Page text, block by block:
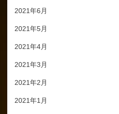
2021年6月
2021年5月
2021年4月
2021年3月
2021年2月
2021年1月